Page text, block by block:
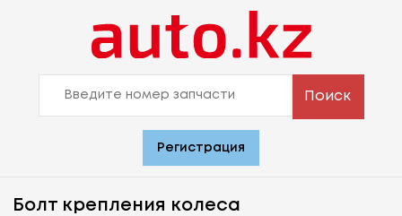
Поиск
Регистрация
Болт крепления колеса